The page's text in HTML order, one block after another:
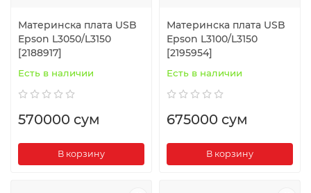
Материнска плата USB
Epson L3050/L3150
[2188917]
Есть в наличии
570000 сум
В корзину
Материнска плата USB
Epson L3100/L3150
[2195954]
Есть в наличии
675000 сум
В корзину